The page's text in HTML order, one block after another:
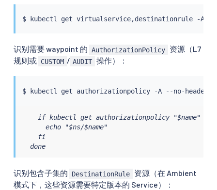
$ kubectl
识别需要 waypoint 的 AuthorizationPolicy
资源（L7
规则或 CUSTOM / AUDIT 操作）：
$ kubectl get authorizationpolicy -A --no-headers
if kubectl get authorizationpolicy "$name" -
      echo "$ns/$name"
    fi
  done
识别包含子集的 DestinationRule
资源（在 Ambient
模式下，这些资源需要特定版本的 Service）：